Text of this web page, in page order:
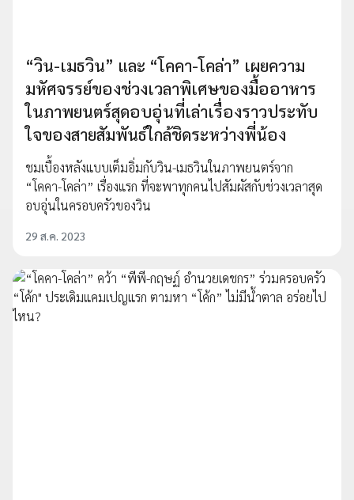
“วิน-เมธวิน” และ “โคคา-โคล่า” เผยความ
มหัศจรรย์ของช่วงเวลาพิเศษของมื้ออาหาร
ในภาพยนตร์สุดอบอุ่นที่เล่าเรื่องราวประทับ
ใจของสายสัมพันธ์ใกล้ชิดระหว่างพี่น้อง
ชมเบื้องหลังแบบเต็มอิ่มกับวิน-เมธวินในภาพยนตร์จาก
“โคคา-โคล่า” เรื่องแรก ที่จะพาทุกคนไปสัมผัสกับช่วงเวลาสุด
อบอุ่นในครอบครัวของวิน
29 ส.ค. 2023